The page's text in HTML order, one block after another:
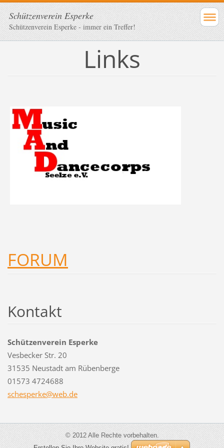
Schützenverein Esperke
Schützenverein Esperke - immer ein Treffer!
Links
FORUM
Kontakt
Schützenverein Esperke
Vesbecker Str. 20
31535 Neustadt am Rübenberge
01573 4724688
schesperke@web.de
© 2012 Alle Rechte vorbehalten.